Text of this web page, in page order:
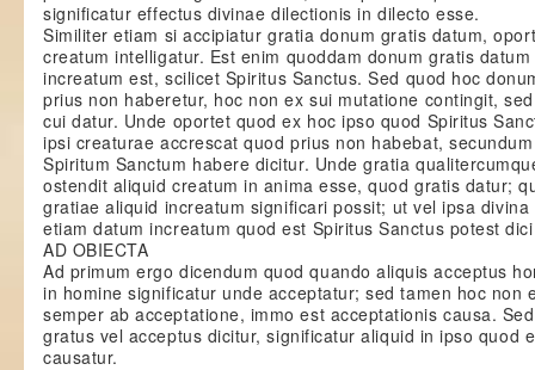
significatur effectus divinae dilectionis in dilecto esse.
Similiter etiam si accipiatur gratia donum gratis datum,
creatum intelligatur. Est enim quoddam donum gratis
increatum est, scilicet Spiritus Sanctus. Sed quod hoc
prius non haberetur, hoc non ex sui mutatione contingit,
cui datur. Unde oportet quod ex hoc ipso quod Spiritus
ipsi creaturae accrescat quod prius non habebat,
Spiritum Sanctum habere dicitur. Unde gratia
ostendit aliquid creatum in anima esse, quod gratis datur;
gratiae aliquid increatum significari possit; ut vel ipsa
etiam datum increatum quod est Spiritus Sanctus potest
AD OBIECTA
Ad primum ergo dicendum quod quando aliquis acceptus
in homine significatur unde acceptatur; sed tamen hoc non
semper ab acceptatione, immo est acceptationis causa.
gratus vel acceptus dicitur, significatur aliquid in ipso quod
causatur.